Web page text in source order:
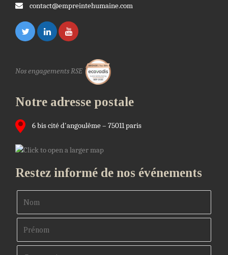
contact@empreintehumaine.com
Nos engagements RSE
Notre adresse postale
6 bis cité d'angoulême – 75011 paris
Restez informé de nos événements